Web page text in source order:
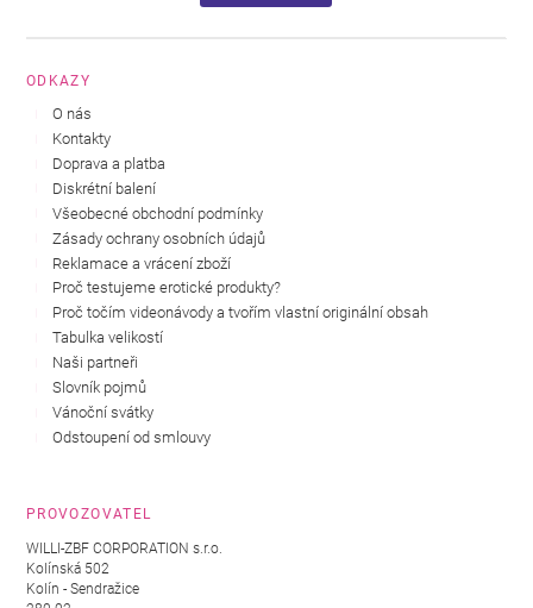
ODKAZY
O nás
Kontakty
Doprava a platba
Diskrétní balení
Všeobecné obchodní podmínky
Zásady ochrany osobních údajů
Reklamace a vrácení zboží
Proč testujeme erotické produkty?
Proč točím videonávody a tvořím vlastní originální obsah
Tabulka velikostí
Naši partneři
Slovník pojmů
Vánoční svátky
Odstoupení od smlouvy
PROVOZOVATEL
WILLI-ZBF CORPORATION s.r.o.
Kolínská 502
Kolín - Sendražice